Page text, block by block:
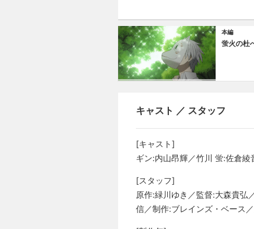
本編
蛍火の杜
キャスト ／ スタッフ
[キャスト]
ギン:内山昂輝／竹川 蛍:佐倉綾
[スタッフ]
原作:緑川ゆき／監督:大森貴弘
信／制作:ブレインズ・ベース